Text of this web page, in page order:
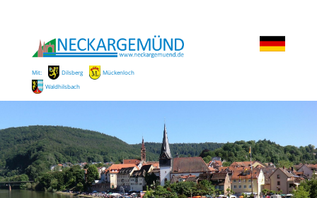
Mit: Dilsberg
Mückenloch
Waldhilsbach